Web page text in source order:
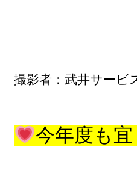
撮影者：武井サービ
今年度も